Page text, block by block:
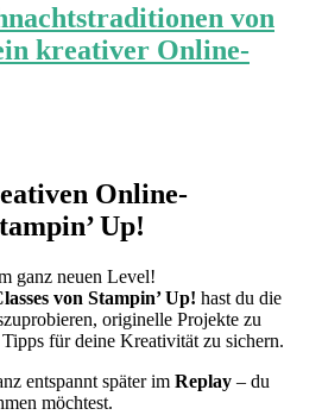
von
kreativer Online-
Online-
Up!
ganz neuen Level!
von Stampin’ Up! hast du die
originelle Projekte zu
für deine Kreativität zu sichern.
entspannt später im Replay – du
möchtest.